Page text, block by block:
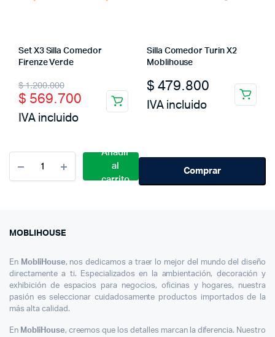
Set X3 Silla Comedor
Firenze Verde
$1.200.000
Original
price
was:
$ 569.700
Current
price
is:
IVA incluido
Silla Comedor Turin X2
Moblihouse
$ 479.800
IVA incluido
Silla
Parma
Añadir
al
carrito
Comprar
MOBLIHOUSE
En MobliHouse, nos dedicamos a traer lo mejor del mundo del diseño
directamente a ti. Especializados en la ambientación, decoración y
exhibición de espacios para negocios, oficinas y hogares, nuestra
pasión es seleccionar cuidadosamente productos importados de la
más alta calidad.
En MobliHouse, creemos que los detalles marcan la diferencia. Nuestro